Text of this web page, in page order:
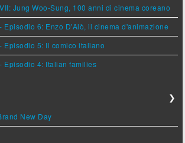
Jung Woo-Sung, 100 anni di cinema coreano
Episodio 6: Enzo D'Alò, il cinema d'animazione
Episodio 5: Il comico italiano
Episodio 4: Italian families
❯
New Day